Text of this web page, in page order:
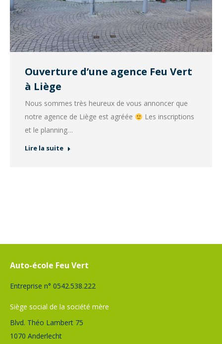
Ouverture d’une agence Feu Vert
à Liège
Nous sommes très heureux de vous annoncer que
notre agence de Liège est agréée
Les inscriptions
et le planning…
Lire la suite
Auto-école Feu Vert
Entreprise n° 0542.538.222
Siège social de la société mère
Blvd. Théo Lambert 75
1070 Anderlecht